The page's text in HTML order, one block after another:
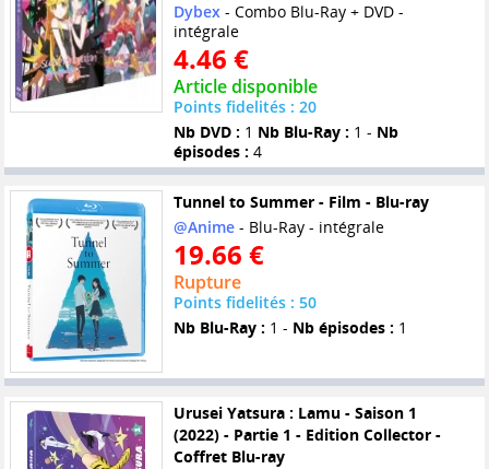
Dybex- Combo Blu-Ray + DVD -
intégrale
4.46 €
Article disponible
Points fidelités : 20
Nb DVD : 1 Nb Blu-Ray : 1 - Nb
épisodes : 4
Tunnel to Summer - Film - Blu-ray
@Anime- Blu-Ray - intégrale
19.66 €
Rupture
Points fidelités : 50
Nb Blu-Ray : 1 - Nb épisodes : 1
Urusei Yatsura : Lamu - Saison 1
(2022) - Partie 1 - Edition Collector -
Coffret Blu-ray